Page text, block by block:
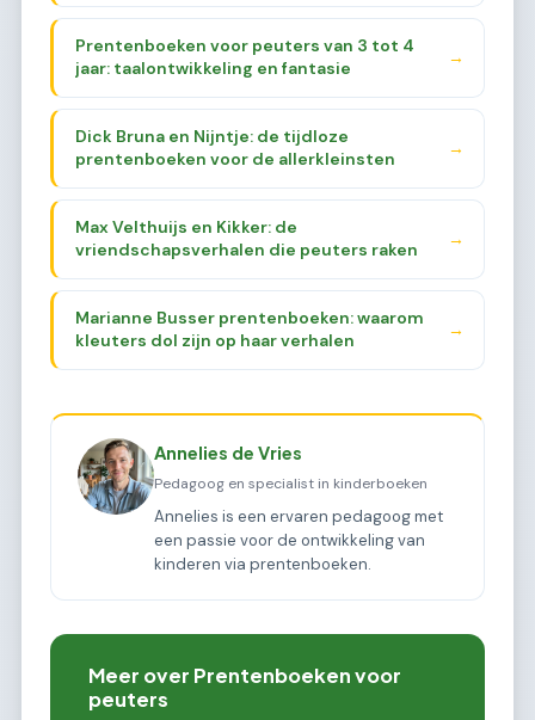
Prentenboeken voor peuters van 3 tot 4
jaar: taalontwikkeling en fantasie
→
Dick Bruna en Nijntje: de tijdloze
prentenboeken voor de allerkleinsten
→
Max Velthuijs en Kikker: de
vriendschapsverhalen die peuters raken
→
Marianne Busser prentenboeken: waarom
kleuters dol zijn op haar verhalen
→
Annelies de Vries
Pedagoog en specialist in kinderboeken
Annelies is een ervaren pedagoog met
een passie voor de ontwikkeling van
kinderen via prentenboeken.
Meer over Prentenboeken voor
peuters